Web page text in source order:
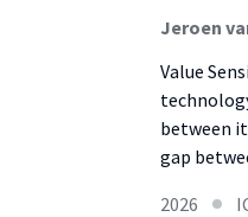
Value
between
gap
2026